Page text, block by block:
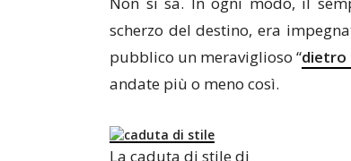
scherzo del destino, era
pubblico un meraviglioso “dietro
andate più o meno così.
La caduta di stile di